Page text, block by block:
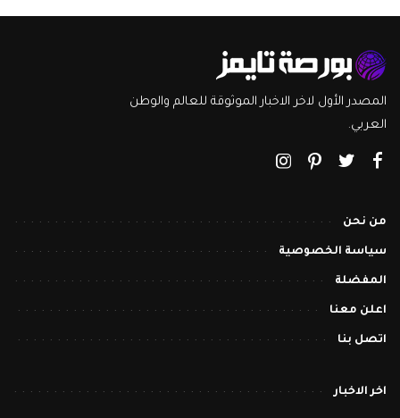
المصدر الأول لاخر الاخبار الموثوقة للعالم والوطن
العربي.
من نحن
سياسة الخصوصية
المفضلة
اعلن معنا
اتصل بنا
اخر الاخبار